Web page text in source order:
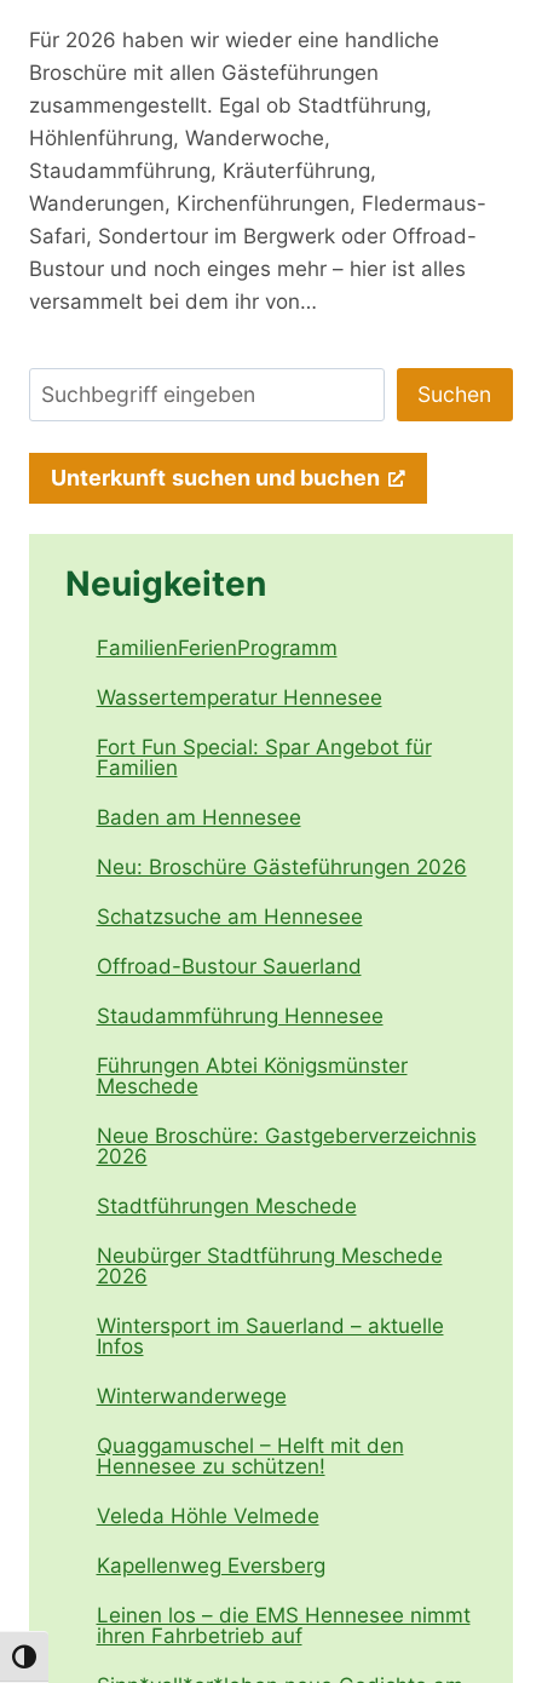
Umschalten auf hohe Kontraste
Für 2026 haben wir wieder eine handliche
Broschüre mit allen Gästeführungen
zusammengestellt. Egal ob Stadtführung,
Höhlenführung, Wanderwoche,
Staudammführung, Kräuterführung,
Wanderungen, Kirchenführungen, Fledermaus-
Safari, Sondertour im Bergwerk oder Offroad-
Bustour und noch einges mehr – hier ist alles
versammelt bei dem ihr von…
Suchen Suchen
Unterkunft suchen und buchen
Neuigkeiten
FamilienFerienProgramm
Wassertemperatur Hennesee
Fort Fun Special: Spar Angebot für
Familien
Baden am Hennesee
Neu: Broschüre Gästeführungen 2026
Schatzsuche am Hennesee
Offroad-Bustour Sauerland
Staudammführung Hennesee
Führungen Abtei Königsmünster
Meschede
Neue Broschüre: Gastgeberverzeichnis
2026
Stadtführungen Meschede
Neubürger Stadtführung Meschede
2026
Wintersport im Sauerland – aktuelle
Infos
Winterwanderwege
Quaggamuschel – Helft mit den
Hennesee zu schützen!
Veleda Höhle Velmede
Kapellenweg Eversberg
Leinen los – die EMS Hennesee nimmt
ihren Fahrbetrieb auf